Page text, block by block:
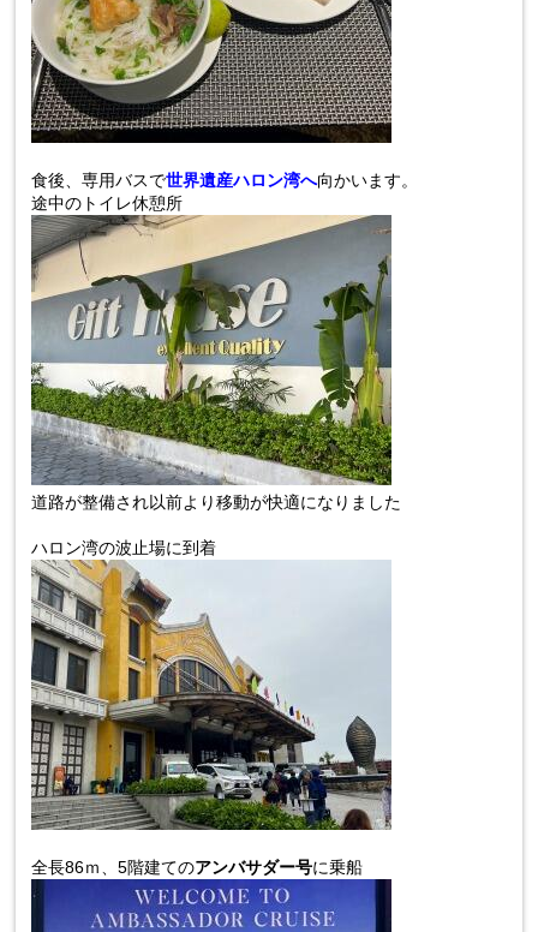
食後、専用バスで世界遺産ハロン湾へ向かいます。
途中のトイレ休憩所
道路が整備され以前より移動が快適になりました
ハロン湾の波止場に到着
全長86ｍ、5階建てのアンバサダー号に乗船